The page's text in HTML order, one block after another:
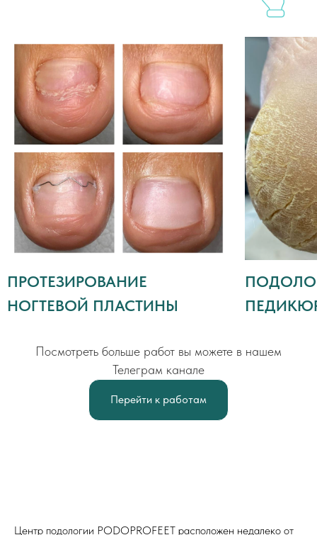
Посмотреть больше работ вы можете в нашем
Телеграм канале
Перейти к работам
Центр подологии PODOPROFEET расположен недалеко от
информационных и рекламных материалов
Я согласен сполитикой
конфиденциальности
Отправить